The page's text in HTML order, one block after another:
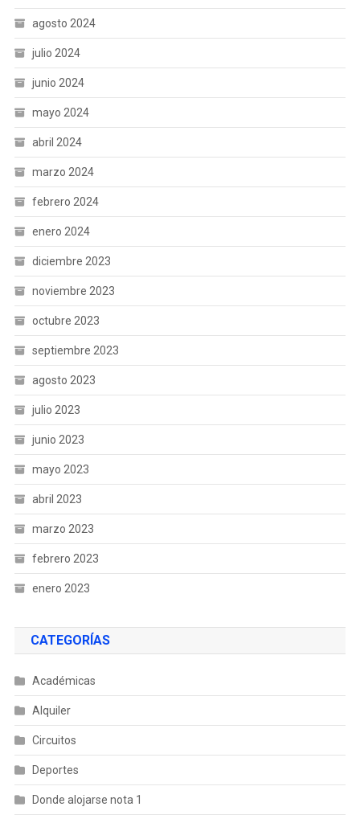
agosto 2024
julio 2024
junio 2024
mayo 2024
abril 2024
marzo 2024
febrero 2024
enero 2024
diciembre 2023
noviembre 2023
octubre 2023
septiembre 2023
agosto 2023
julio 2023
junio 2023
mayo 2023
abril 2023
marzo 2023
febrero 2023
enero 2023
CATEGORÍAS
Académicas
Alquiler
Circuitos
Deportes
Donde alojarse nota 1